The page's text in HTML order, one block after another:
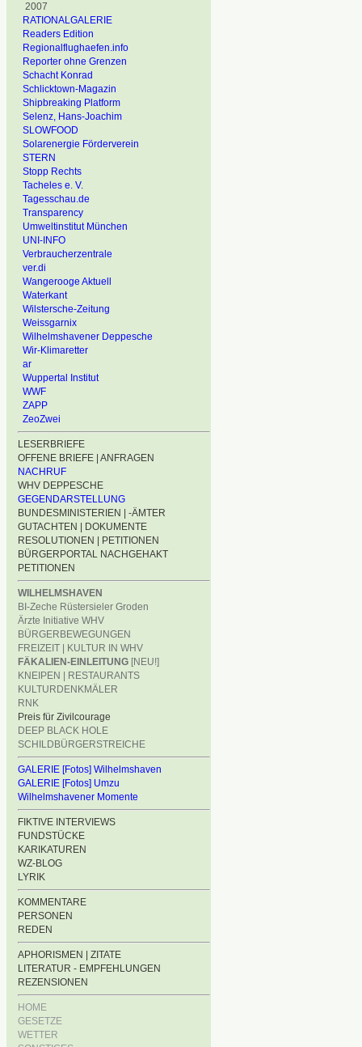
2007
RATIONALGALERIE
Readers Edition
Regionalflughaefen.info
Reporter ohne Grenzen
Schacht Konrad
Schlicktown-Magazin
Shipbreaking Platform
Selenz, Hans-Joachim
SLOWFOOD
Solarenergie Förderverein
STERN
Stopp Rechts
Tacheles e. V.
Tagesschau.de
Transparency
Umweltinstitut München
UNI-INFO
Verbraucherzentrale
ver.di
Wangerooge Aktuell
Waterkant
Wilstersche-Zeitung
Weissgarnix
Wilhelmshavener Deppesche
Wir-Klimaretter
ar
Wuppertal Institut
WWF
ZAPP
ZeoZwei
LESERBRIEFE
OFFENE BRIEFE | ANFRAGEN
NACHRUF
WHV DEPPESCHE
GEGENDARSTELLUNG
BUNDESMINISTERIEN | -ÄMTER
GUTACHTEN | DOKUMENTE
RESOLUTIONEN | PETITIONEN
BÜRGERPORTAL NACHGEHAKT
PETITIONEN
WILHELMSHAVEN
BI-Zeche Rüstersieler Groden
Ärzte Initiative WHV
BÜRGERBEWEGUNGEN
FREIZEIT | KULTUR IN WHV
FÄKALIEN-EINLEITUNG [NEU!]
KNEIPEN | RESTAURANTS
KULTURDENKMÄLER
RNK
Preis für Zivilcourage
DEEP BLACK HOLE
SCHILDBÜRGERSTREICHE
GALERIE [Fotos] Wilhelmshaven
GALERIE [Fotos] Umzu
Wilhelmshavener Momente
FIKTIVE INTERVIEWS
FUNDSTÜCKE
KARIKATUREN
WZ-BLOG
LYRIK
KOMMENTARE
PERSONEN
REDEN
APHORISMEN | ZITATE
LITERATUR - EMPFEHLUNGEN
REZENSIONEN
HOME
GESETZE
WETTER